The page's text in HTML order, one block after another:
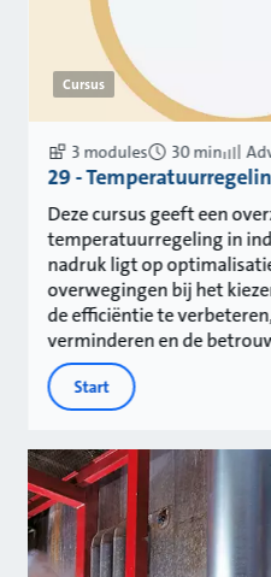
Cursus
3 modules 30 min
29 -
Deze cursus geeft een
temperatuurregeling in
nadruk ligt op
overwegingen bij het
de efficiëntie te
verminderen en de
Start